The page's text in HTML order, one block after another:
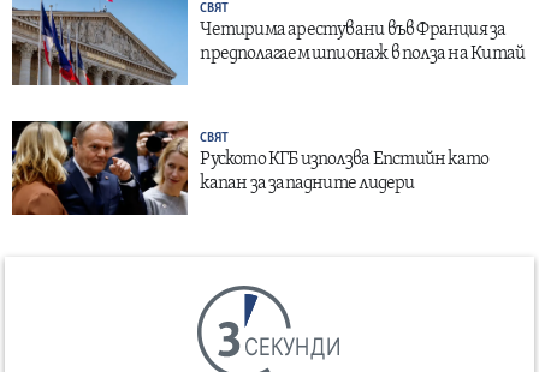
СВЯТ
Четирима арестувани във Франция за
предполагаем шпионаж в полза на Китай
СВЯТ
Руското КГБ използва Епстийн като
капан за западните лидери
СЕКУНДИ